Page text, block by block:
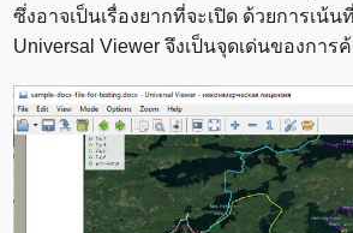
ซึ่งอาจเป็นเรื่องยากที่จะเปิด ด้วยการเน้
Universal Viewer จึงเป็นจุดเด่นของการ